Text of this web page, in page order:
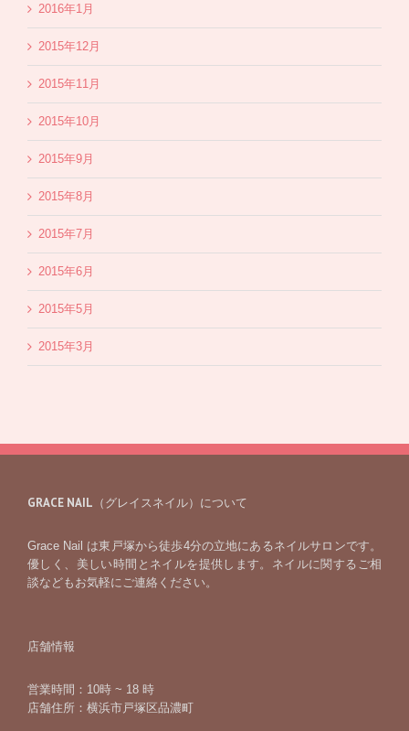
2016年1月
2015年12月
2015年11月
2015年10月
2015年9月
2015年8月
2015年7月
2015年6月
2015年5月
2015年3月
GRACE NAIL（グレイスネイル）について
Grace Nail は東戸塚から徒歩4分の立地にあるネイルサロンです。
優しく、美しい時間とネイルを提供します。ネイルに関するご相
談などもお気軽にご連絡ください。
店舗情報
営業時間：10時 ~ 18 時
店舗住所：横浜市戸塚区品濃町